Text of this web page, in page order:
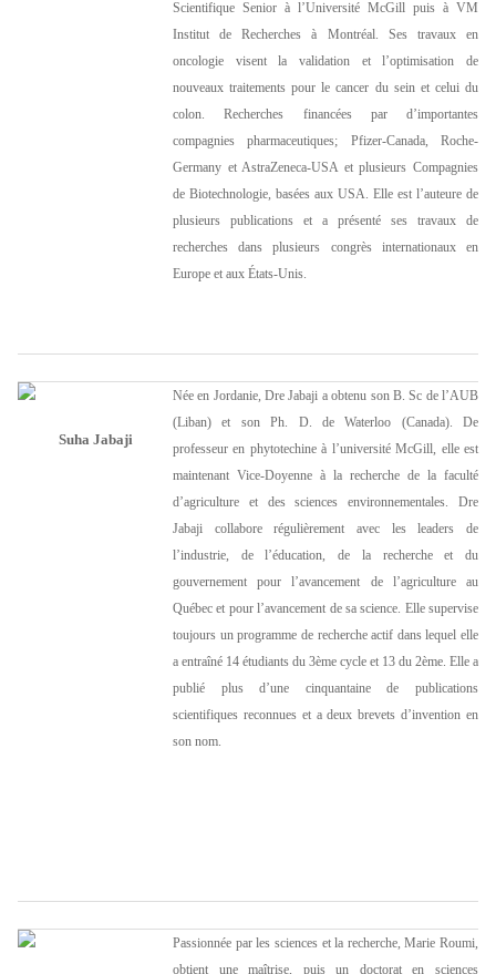
Scientifique Senior à l’Université McGill puis à VM
Institut de Recherches à Montréal. Ses travaux en
oncologie visent la validation et l’optimisation de
nouveaux traitements pour le cancer du sein et celui du
colon. Recherches financées par d’importantes
compagnies pharmaceutiques; Pfizer-Canada, Roche-
Germany et AstraZeneca-USA et plusieurs Compagnies
de Biotechnologie, basées aux USA. Elle est l’auteure de
plusieurs publications et a présenté ses travaux de
recherches dans plusieurs congrès internationaux en
Europe et aux États-Unis.
Suha Jabaji
Née en Jordanie, Dre Jabaji a obtenu son B. Sc de l’AUB
(Liban) et son Ph. D. de Waterloo (Canada). De
professeur en phytotechine à l’université McGill, elle est
maintenant Vice-Doyenne à la recherche de la faculté
d’agriculture et des sciences environnementales. Dre
Jabaji collabore régulièrement avec les leaders de
l’industrie, de l’éducation, de la recherche et du
gouvernement pour l’avancement de l’agriculture au
Québec et pour l’avancement de sa science. Elle supervise
toujours un programme de recherche actif dans lequel elle
a entraîné 14 étudiants du 3ème cycle et 13 du 2ème. Elle a
publié plus d’une cinquantaine de publications
scientifiques reconnues et a deux brevets d’invention en
son nom.
Passionnée par les sciences et la recherche, Marie Roumi,
obtient une maîtrise, puis un doctorat en sciences